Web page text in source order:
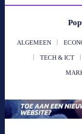
ALGEMEEN
TECH & ICT